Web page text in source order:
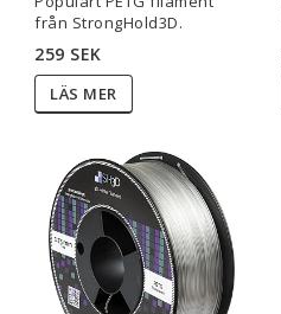
från StrongHold3D.
259 SEK
LÄS MER